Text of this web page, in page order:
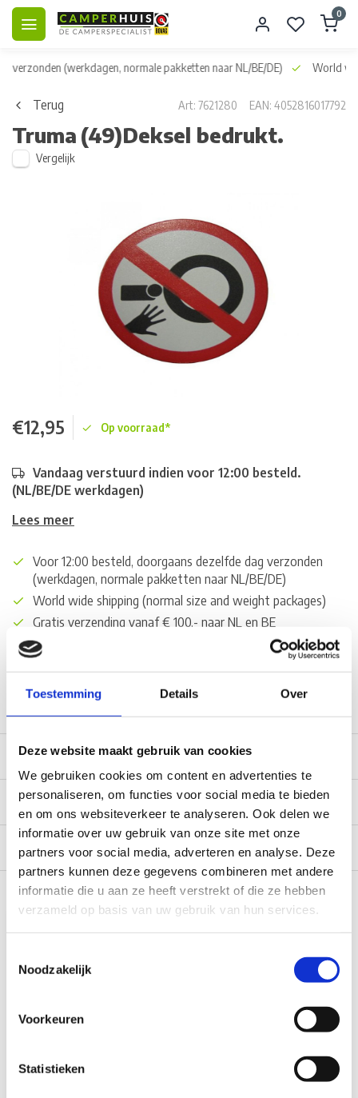
Toestemming Details Over
Deze website maakt gebruik van cookies
We gebruiken cookies om content en advertenties te
personaliseren, om functies voor social media te bieden
en om ons websiteverkeer te analyseren. Ook delen we
informatie over uw gebruik van onze site met onze
partners voor social media, adverteren en analyse. Deze
partners kunnen deze gegevens combineren met andere
informatie die u aan ze heeft verstrekt of die ze hebben
verzameld op basis van uw gebruik van hun services.
Noodzakelijk
Voorkeuren
Statistieken
0
verzonden (werkdagen, normale pakketten naar NL/BE/DE) World
Terug Art: 7621280 EAN: 4052816017792
Truma (49)Deksel bedrukt.
Vergelijk
€12,95 Op voorraad*
Vandaag verstuurd indien voor 12:00 besteld.
(NL/BE/DE werkdagen)
Lees meer
Voor 12:00 besteld, doorgaans dezelfde dag verzonden
(werkdagen, normale pakketten naar NL/BE/DE)
World wide shipping (normal size and weight packages)
Gratis verzending vanaf € 100,- naar NL en BE
*Zeer grote magazijnvoorraad direct beschikbaar voor
verzending. Een deel van de artikelen op voorraad in de
service@camperhuis.nl
Beschrijving
Specificaties
Reviews 0/10
Recent bekeken
Op voorraad*